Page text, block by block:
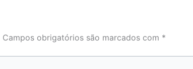
Campos obrigatórios são marcados com *